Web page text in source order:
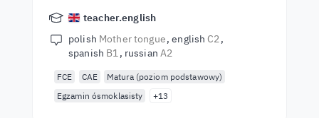
teacher.english
polish Mother tongue english C2
spanish B1 russian A2
FCE CAE
Matura (poziom podstawowy)
Egzamin ósmoklasisty
+13